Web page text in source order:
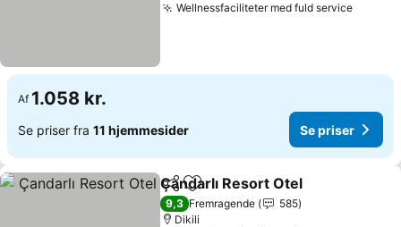
Wellnessfaciliteter med fuld serviceSe
Af 1.058 kr.
Se priser fra 11 hjemmesider Se priser
Del Føj til favoritter
Çandarlı Resort Otel
9,3 Fremragende
585
Dikili